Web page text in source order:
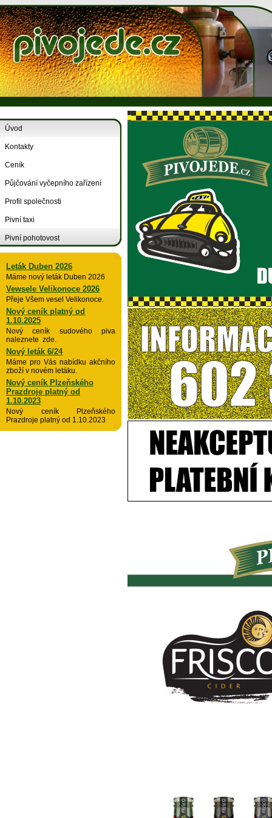
Úvod
Kontakty
Ceník
Půjčování vyčepního zařízení
Profil společnosti
Pivní taxi
Pivní pohotovost
Leták Duben 2026
Máme nový leták Duben 2026
Vewsele Velikonoce 2026
Přeje Všem vesel Velikonoce.
Nový ceník platný od
1.10.2025
Nový ceník sudového piva
naleznete zde.
Nový leták 6/24
Máme pro Vás nabídku akčního
zboží v novém letáku.
Nový ceník Plzeňského
Prazdroje platný od
1.10.2023
Nový ceník Plzeňského
Prazdroje platný od 1.10.2023